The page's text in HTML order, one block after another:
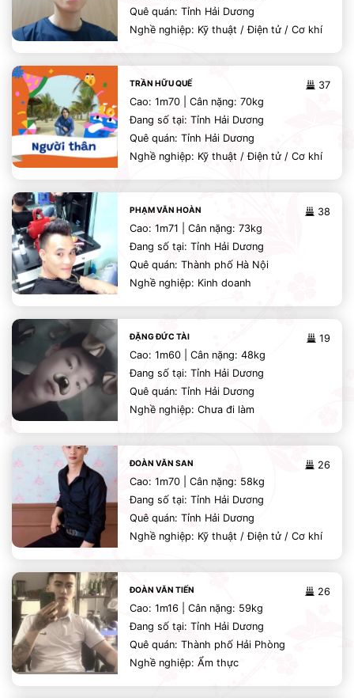
Quê quán: Tỉnh Hải Dương
Nghề nghiệp: Kỹ thuật / Điện tử / Cơ khí
37
TRẦN HỮU QUẾ
Cao: 1m70 | Cân nặng: 70kg
Đang số tại: Tỉnh Hải Dương
Quê quán: Tỉnh Hải Dương
Nghề nghiệp: Kỹ thuật / Điện tử / Cơ khí
38
PHẠM VĂN HOÀN
Cao: 1m71 | Cân nặng: 73kg
Đang số tại: Tỉnh Hải Dương
Quê quán: Thành phố Hà Nội
Nghề nghiệp: Kinh doanh
19
ĐẶNG ĐỨC TÀI
Cao: 1m60 | Cân nặng: 48kg
Đang số tại: Tỉnh Hải Dương
Quê quán: Tỉnh Hải Dương
Nghề nghiệp: Chưa đi làm
26
ĐOÀN VĂN SAN
Cao: 1m70 | Cân nặng: 58kg
Đang số tại: Tỉnh Hải Dương
Quê quán: Tỉnh Hải Dương
Nghề nghiệp: Kỹ thuật / Điện tử / Cơ khí
26
ĐOÀN VĂN TIẾN
Cao: 1m16 | Cân nặng: 59kg
Đang số tại: Tỉnh Hải Dương
Quê quán: Thành phố Hải Phòng
Nghề nghiệp: Ẩm thực